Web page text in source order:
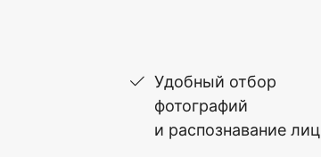
Удобный отбор
фотографий
и распознавание лиц